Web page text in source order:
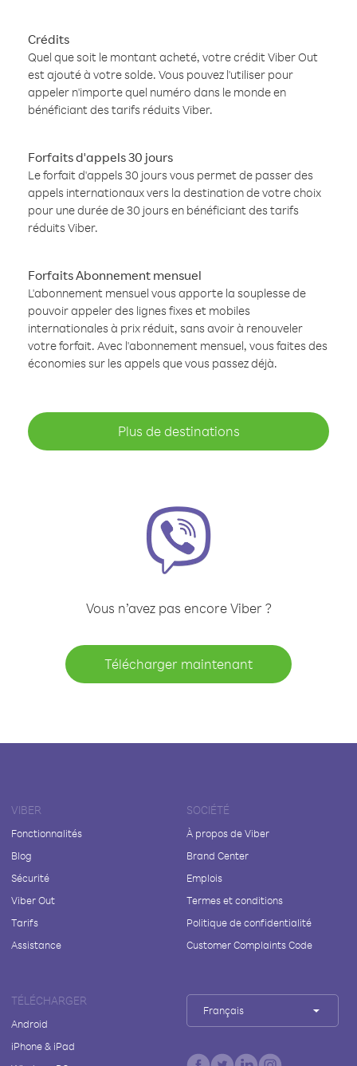
Crédits
Quel que soit le montant acheté, votre crédit Viber Out
est ajouté à votre solde. Vous pouvez l'utiliser pour
appeler n'importe quel numéro dans le monde en
bénéficiant des tarifs réduits Viber.
Forfaits d'appels 30 jours
Le forfait d'appels 30 jours vous permet de passer des
appels internationaux vers la destination de votre choix
pour une durée de 30 jours en bénéficiant des tarifs
réduits Viber.
Forfaits Abonnement mensuel
L'abonnement mensuel vous apporte la souplesse de
pouvoir appeler des lignes fixes et mobiles
internationales à prix réduit, sans avoir à renouveler
votre forfait. Avec l'abonnement mensuel, vous faites des
économies sur les appels que vous passez déjà.
Plus de destinations
Vous n’avez pas encore Viber ?
Télécharger maintenant
VIBER
Fonctionnalités
Blog
Sécurité
Viber Out
Tarifs
Assistance
SOCIÉTÉ
À propos de Viber
Brand Center
Emplois
Termes et conditions
Politique de confidentialité
Customer Complaints Code
TÉLÉCHARGER
Android
iPhone & iPad
Français